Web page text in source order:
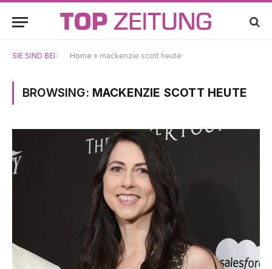
SIE SIND BEI: Home » mackenzie scott heute
BROWSING: MACKENZIE SCOTT HEUTE